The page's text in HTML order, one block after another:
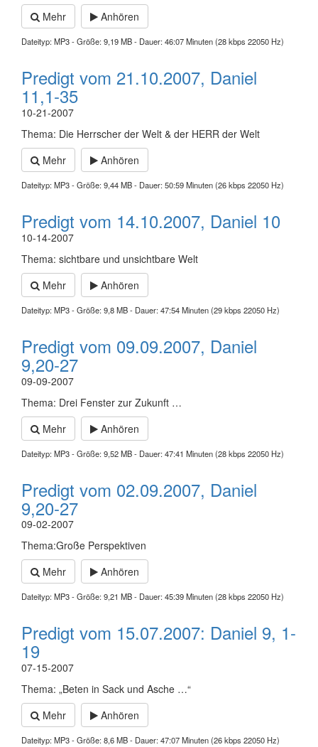
Mehr
Anhören
Dateityp: MP3 - Größe: 9,19 MB - Dauer: 46:07 Minuten (28 kbps 22050 Hz)
Predigt vom 21.10.2007, Daniel
11,1-35
10-21-2007
Thema: Die Herrscher der Welt & der HERR der Welt
Mehr
Anhören
Dateityp: MP3 - Größe: 9,44 MB - Dauer: 50:59 Minuten (26 kbps 22050 Hz)
Predigt vom 14.10.2007, Daniel 10
10-14-2007
Thema: sichtbare und unsichtbare Welt
Mehr
Anhören
Dateityp: MP3 - Größe: 9,8 MB - Dauer: 47:54 Minuten (29 kbps 22050 Hz)
Predigt vom 09.09.2007, Daniel
9,20-27
09-09-2007
Thema: Drei Fenster zur Zukunft …
Mehr
Anhören
Dateityp: MP3 - Größe: 9,52 MB - Dauer: 47:41 Minuten (28 kbps 22050 Hz)
Predigt vom 02.09.2007, Daniel
9,20-27
09-02-2007
Thema:Große Perspektiven
Mehr
Anhören
Dateityp: MP3 - Größe: 9,21 MB - Dauer: 45:39 Minuten (28 kbps 22050 Hz)
Predigt vom 15.07.2007: Daniel 9, 1-
19
07-15-2007
Thema: „Beten in Sack und Asche …“
Mehr
Anhören
Dateityp: MP3 - Größe: 8,6 MB - Dauer: 47:07 Minuten (26 kbps 22050 Hz)